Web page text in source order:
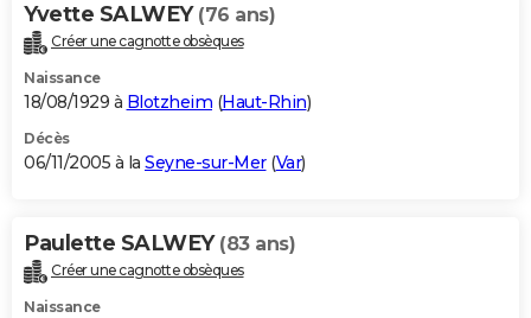
Yvette SALWEY (76 ans)
Créer une cagnotte obsèques
Naissance
18/08/1929 à Blotzheim (Haut-Rhin)
Décès
06/11/2005 à la Seyne-sur-Mer(Var)
Paulette SALWEY (83 ans)
Créer une cagnotte obsèques
Naissance